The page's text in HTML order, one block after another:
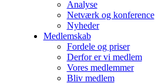
Analyse
Netværk og konference
Nyheder
Medlemskab
Fordele og priser
Derfor er vi medlem
Vores medlemmer
Bliv medlem